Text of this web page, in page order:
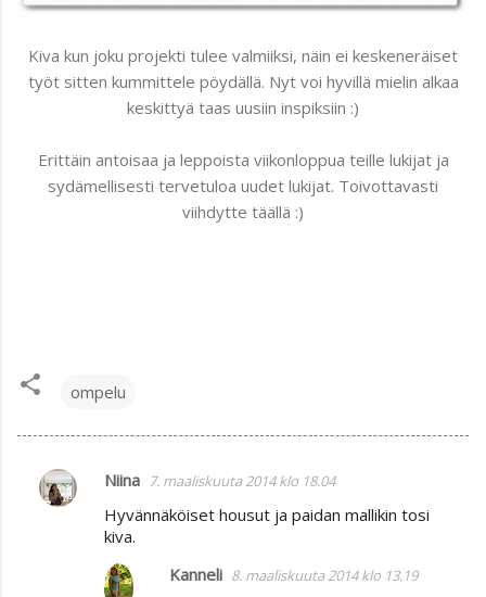
Kiva kun joku projekti tulee valmiiksi, näin ei keskeneräiset
työt sitten kummittele pöydällä. Nyt voi hyvillä mielin alkaa
keskittyä taas uusiin inspiksiin :)
Erittäin antoisaa ja leppoista viikonloppua teille lukijat ja
sydämellisesti tervetuloa uudet lukijat. Toivottavasti
viihdytte täällä :)
ompelu
K
Niina 7. maaliskuuta 2014 klo 18.04
Hyvännäköiset housut ja paidan mallikin tosi
kiva.
Kanneli 8. maaliskuuta 2014 klo 13.19